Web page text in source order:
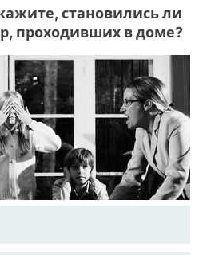
становились ли
проходивших в доме?